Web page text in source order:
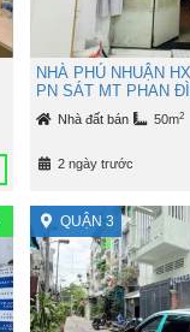
NHÀ PHÚ NHUẬN
PN SÁT MT PHAN
Nhà đất bán 50m2
2 ngày trước
QUẬN 3